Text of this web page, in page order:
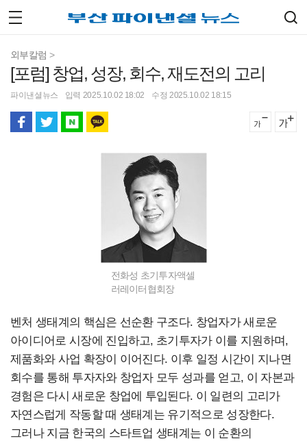
외부칼럼 >
[포럼] 창업, 성장, 회수, 재도전의 고리
파이낸셜뉴스 입력 2025.10.02 18:02 수정 2025.10.02 18:15
전화성 초기투자액셀
러레이터협회장
벤처 생태계의 핵심은 선순환 구조다. 창업자가 새로운
아이디어로 시장에 진입하고, 초기투자가 이를 지원하며,
제품화와 사업 확장이 이어진다. 이후 일정 시간이 지나면
회수를 통해 투자자와 창업자 모두 성과를 얻고, 이 자본과
경험은 다시 새로운 창업에 투입된다. 이 일련의 고리가
자연스럽게 작동할 때 생태계는 유기적으로 성장한다.
그러나 지금 한국의 스타트업 생태계는 이 순환의